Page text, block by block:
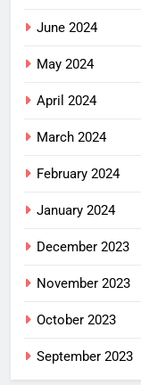
June 2024
May 2024
April 2024
March 2024
February 2024
January 2024
December 2023
November 2023
October 2023
September 2023